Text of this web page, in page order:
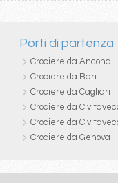
Porti di partenza
Crociere da Ancona
Crociere da Bari
Crociere da Cagliari
Crociere da
Crociere da
Crociere da Genova